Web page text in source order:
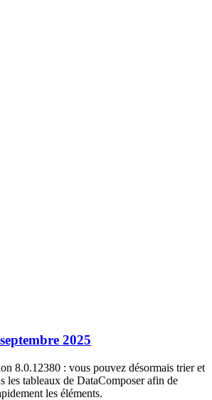
2025
8.0.12380 : vous pouvez désormais trier et
les tableaux de DataComposer afin de
les éléments.